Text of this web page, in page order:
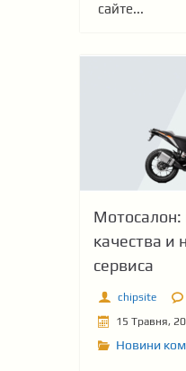
сайте...
Мотосалон:
качества и
сервиса
chipsite
15 Травня,
Новини